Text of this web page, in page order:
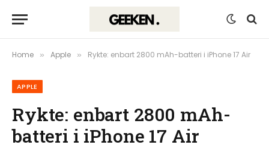
Home » Apple » Rykte: enbart 2800 mAh-batteri i iPhone 17 Air
APPLE
Rykte: enbart 2800 mAh-
batteri i iPhone 17 Air